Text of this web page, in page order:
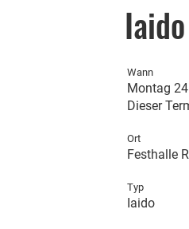
Iaido
Wann
Montag
Dieser
Ort
Festhalle
Typ
Iaido